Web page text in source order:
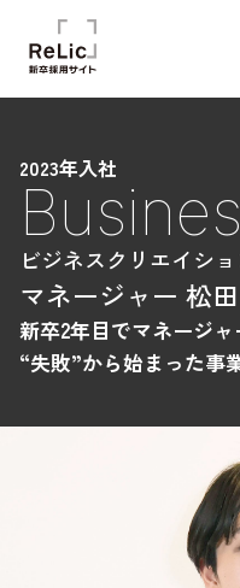
2023年入社
ビジネスクリエイシ
マネージャー 松
新卒2年目でマネージャ
“失敗”から始まった事